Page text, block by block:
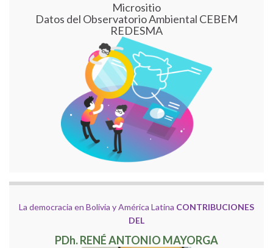
Micrositio
Datos del Observatorio Ambiental CEBEM
REDESMA
La democracia en Bolivia y América Latina CONTRIBUCIONES
DEL
PDh. RENÉ ANTONIO MAYORGA